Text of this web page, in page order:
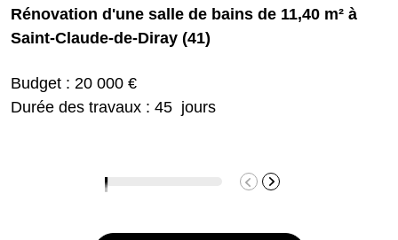
Rénovation d'une salle de bains de 11,40 m² à
Saint-Claude-de-Diray (41)
Budget : 20 000 €
Durée des travaux : 45 jours